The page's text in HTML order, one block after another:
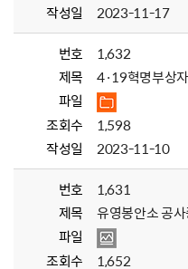
작성일
2023-11-17
번호
1,632
제목
4·19혁명부상
파일
조회수
1,598
작성일
2023-11-10
번호
1,631
제목
유영봉안소 공
파일
조회수
1,652